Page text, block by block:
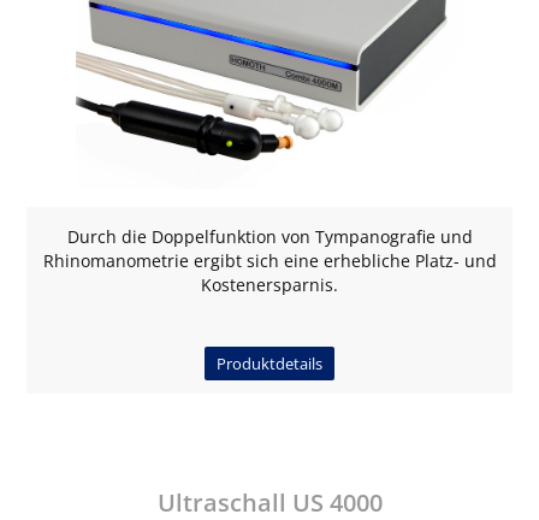
Durch die Doppelfunktion von Tympanografie und
Rhinomanometrie ergibt sich eine erhebliche Platz- und
Kostenersparnis.
Produktdetails
Ultraschall US 4000